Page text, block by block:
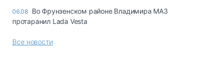
06.08 Во Фрунзенском районе Владимира МАЗ
протаранил Lada Vesta
Все новости